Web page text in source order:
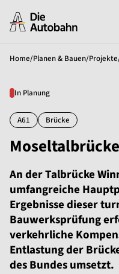
Home/Planen & Bauen/Projekte
In Planung
A61 Brücke
An der Talbrücke
umfangreiche
Ergebnisse dieser
Bauwerksprüfung
verkehrliche
Entlastung der
des Bundes umsetzt.